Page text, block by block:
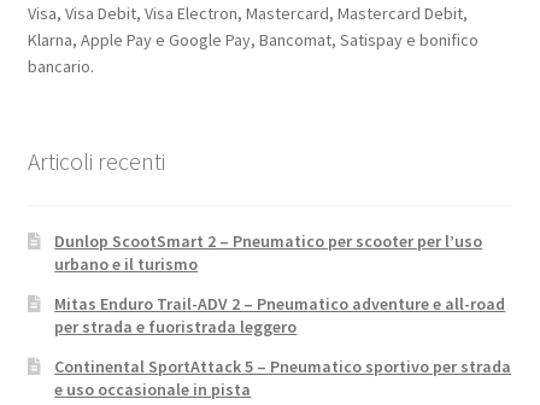
Visa, Visa Debit, Visa Electron, Mastercard, Mastercard Debit,
Klarna, Apple Pay e Google Pay, Bancomat, Satispay e bonifico
bancario.
Articoli recenti
Dunlop ScootSmart 2 – Pneumatico per scooter per l’uso
urbano e il turismo
Mitas Enduro Trail-ADV 2 – Pneumatico adventure e all-road
per strada e fuoristrada leggero
Continental SportAttack 5 – Pneumatico sportivo per strada
e uso occasionale in pista